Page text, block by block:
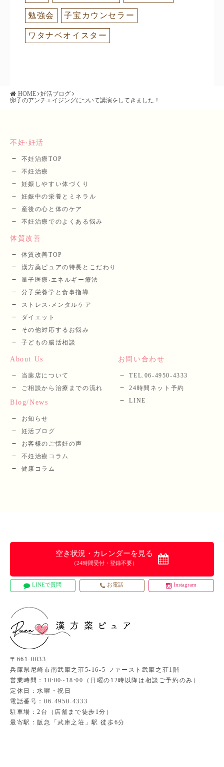
勉強会 子宝カウンセラー
ワタナベオイスター
HOME
妊活ブログ
卵子のアンチエイジングについて講演をしてきました！
不妊‧妊活
不妊治療TOP
不妊治療
妊娠しやすい体づくり
妊娠中の栄養とミネラル
産後の⼼と体のケア
不妊治療でのよくある悩み
体質改善
体質改善TOP
漢⽅薬ピュアの特長とこだわり
量⼦医療‧エネルギー療法
分⼦栄養学と⾷事指導
ストレス‧メンタルケア
ダイエット
その他対応するお悩み
子どもの腸活相談
About Us
当薬店について
ご相談から治療までの流れ
Blog/News
お知らせ
妊活ブログ
お客様のご懐妊の声
不妊治療コラム
健康コラム
お問い合わせ
TEL.06-4950-4333
24時間ネット予約
LINE
〒661-0033
兵庫県尼崎市南武庫之荘5-16-5 ファースト武庫之荘1階
営業時間：10:00~18:00（日曜の12時以降は相談ご予約のみ）
定休日：水曜・祝日
電話番号：06-4950-4333
駐車場：2台（店舗まで徒歩1分）
最寄駅：阪急「武庫之荘」駅 徒歩6分
空き状況・カレンダーを見る
（24時間受付・登録不要）
LINEで質問 お電話 Instagram